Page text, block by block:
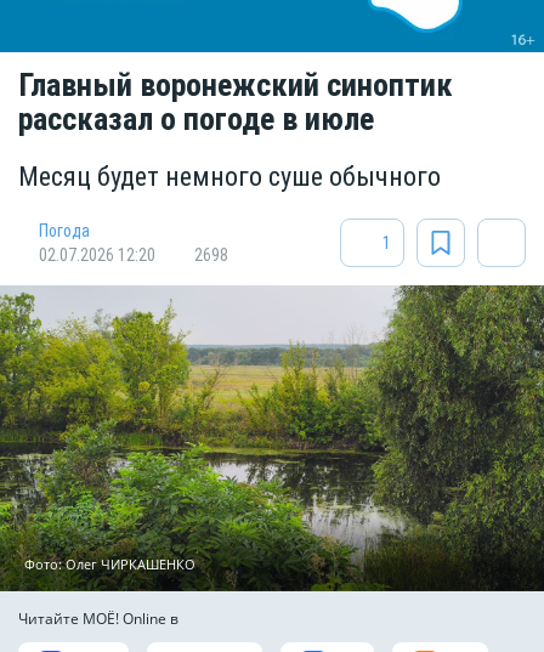
Главный воронежский синоптик
рассказал о погоде в июле
Месяц будет немного суше обычного
Погода
02.07.2026 12:20
2698
1
Фото: Олег ЧИРКАШЕНКО
Читайте МОЁ! Online в